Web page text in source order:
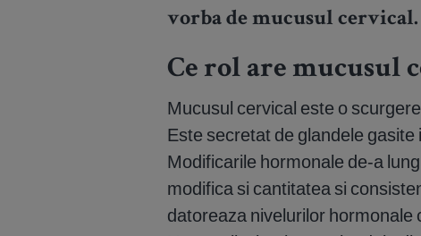
vorba de mucusul cervical.
Ce rol are mucusul
Mucusul cervical este o
Este secretat de glandele
Modificarile hormonale de-a
modifica si cantitatea si
datoreaza nivelurilor hormonale